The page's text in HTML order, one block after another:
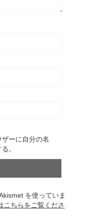
ーに自分の名
。
を使っていま
こちらをご覧くださ